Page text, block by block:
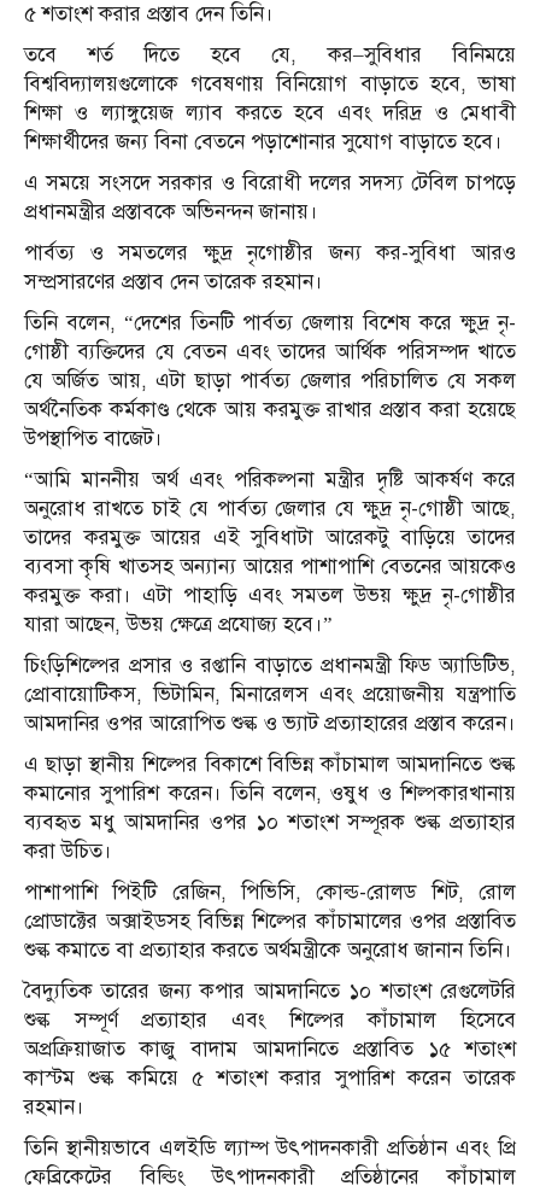
৫ শতাংশ করার প্রস্তাব দেন তিনি।
তবে শর্ত দিতে হবে যে, কর–সুবিধার বিনিময়ে
বিশ্ববিদ্যালয়গুলোকে গবেষণায় বিনিয়োগ বাড়াতে হবে, ভাষা
শিক্ষা ও ল্যাঙ্গুয়েজ ল্যাব করতে হবে এবং দরিদ্র ও মেধাবী
শিক্ষার্থীদের জন্য বিনা বেতনে পড়াশোনার সুযোগ বাড়াতে হবে।
এ সময়ে সংসদে সরকার ও বিরোধী দলের সদস্য টেবিল চাপড়ে
প্রধানমন্ত্রীর প্রস্তাবকে অভিনন্দন জানায়।
পার্বত্য ও সমতলের ক্ষুদ্র নৃগোষ্ঠীর জন্য কর-সুবিধা আরও
সম্প্রসারণের প্রস্তাব দেন তারেক রহমান।
তিনি বলেন, “দেশের তিনটি পার্বত্য জেলায় বিশেষ করে ক্ষুদ্র নৃ-
গোষ্ঠী ব্যক্তিদের যে বেতন এবং তাদের আর্থিক পরিসম্পদ খাতে
যে অর্জিত আয়, এটা ছাড়া পার্বত্য জেলার পরিচালিত যে সকল
অর্থনৈতিক কর্মকাণ্ড থেকে আয় করমুক্ত রাখার প্রস্তাব করা হয়েছে
উপস্থাপিত বাজেট।
“আমি মাননীয় অর্থ এবং পরিকল্পনা মন্ত্রীর দৃষ্টি আকর্ষণ করে
অনুরোধ রাখতে চাই যে পার্বত্য জেলার যে ক্ষুদ্র নৃ-গোষ্ঠী আছে,
তাদের করমুক্ত আয়ের এই সুবিধাটা আরেকটু বাড়িয়ে তাদের
ব্যবসা কৃষি খাতসহ অন্যান্য আয়ের পাশাপাশি বেতনের আয়কেও
করমুক্ত করা। এটা পাহাড়ি এবং সমতল উভয় ক্ষুদ্র নৃ-গোষ্ঠীর
যারা আছেন, উভয় ক্ষেত্রে প্রযোজ্য হবে।”
চিংড়িশিল্পের প্রসার ও রপ্তানি বাড়াতে প্রধানমন্ত্রী ফিড অ্যাডিটিভ,
প্রোবায়োটিকস, ভিটামিন, মিনারেলস এবং প্রয়োজনীয় যন্ত্রপাতি
আমদানির ওপর আরোপিত শুল্ক ও ভ্যাট প্রত্যাহারের প্রস্তাব করেন।
এ ছাড়া স্থানীয় শিল্পের বিকাশে বিভিন্ন কাঁচামাল আমদানিতে শুল্ক
কমানোর সুপারিশ করেন। তিনি বলেন, ওষুধ ও শিল্পকারখানায়
ব্যবহৃত মধু আমদানির ওপর ১০ শতাংশ সম্পূরক শুল্ক প্রত্যাহার
করা উচিত।
পাশাপাশি পিইটি রেজিন, পিভিসি, কোল্ড-রোলড শিট, রোল
প্রোডাক্টের অক্সাইডসহ বিভিন্ন শিল্পের কাঁচামালের ওপর প্রস্তাবিত
শুল্ক কমাতে বা প্রত্যাহার করতে অর্থমন্ত্রীকে অনুরোধ জানান তিনি।
বৈদ্যুতিক তারের জন্য কপার আমদানিতে ১০ শতাংশ রেগুলেটরি
শুল্ক সম্পূর্ণ প্রত্যাহার এবং শিল্পের কাঁচামাল হিসেবে
অপ্রক্রিয়াজাত কাজু বাদাম আমদানিতে প্রস্তাবিত ১৫ শতাংশ
কাস্টম শুল্ক কমিয়ে ৫ শতাংশ করার সুপারিশ করেন তারেক
রহমান।
তিনি স্থানীয়ভাবে এলইডি ল্যাম্প উৎপাদনকারী প্রতিষ্ঠান এবং প্রি
ফেব্রিকেটের বিল্ডিং উৎপাদনকারী প্রতিষ্ঠানের কাঁচামাল